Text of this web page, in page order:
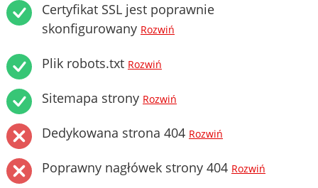
Certyfikat SSL jest poprawnie
skonfigurowany Rozwiń
Plik robots.txt Rozwiń
Sitemapa strony Rozwiń
Dedykowana strona 404 Rozwiń
Poprawny nagłówek strony 404 Rozwiń